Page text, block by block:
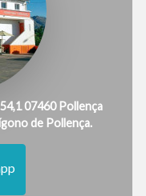
07460 Pollença
de Pollença.